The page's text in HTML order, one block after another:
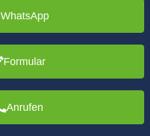
WhatsApp
Formular
Anrufen